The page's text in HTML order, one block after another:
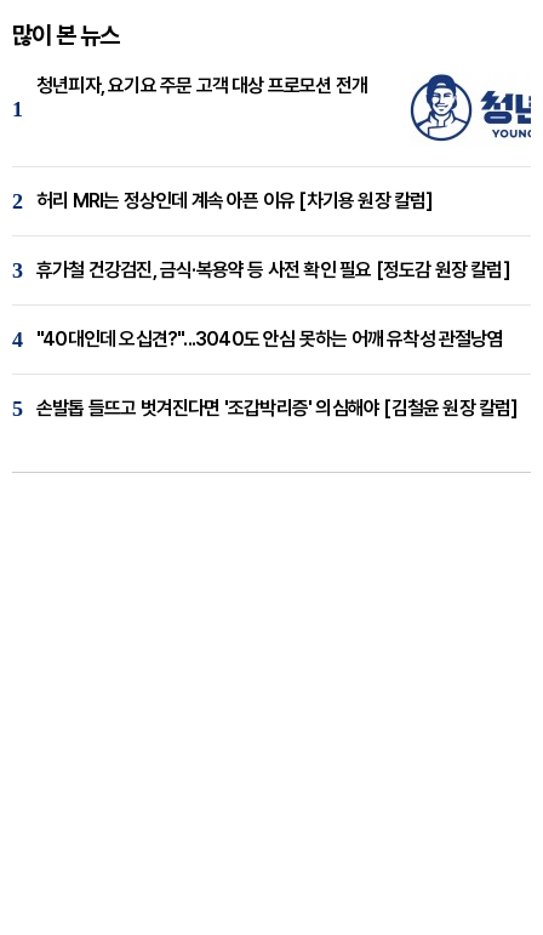
많이 본 뉴스
1
청년피자, 요기요 주문 고객 대상 프로모션 전개
2 허리 MRI는 정상인데 계속 아픈 이유 [차기용 원장 칼럼]
3 휴가철 건강검진, 금식·복용약 등 사전 확인 필요 [정도감 원장 칼럼]
4 "40대인데 오십견?"...3040도 안심 못하는 어깨 유착성 관절낭염
5 손발톱 들뜨고 벗겨진다면 '조갑박리증' 의심해야 [김철윤 원장 칼럼]